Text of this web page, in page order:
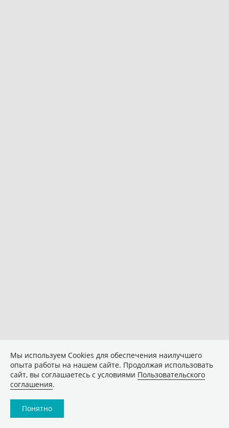
Мы используем Сookies для обеспечения наилучшего
опыта работы на нашем сайте. Продолжая использовать
сайт, вы соглашаетесь с условиями Пользовательского
соглашения.
Понятно